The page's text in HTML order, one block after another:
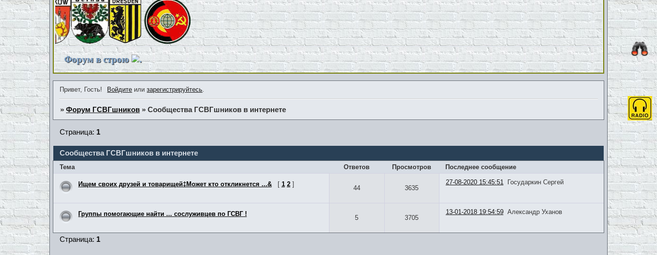
Форум в строю .
Привет, Гость! Войдите илизарегистрируйтесь.
»Форум ГСВГшников »Сообщества ГСВГшников в интернете
Сообщества ГСВГшников в интернете
Страница: 1
Тема Ответов Просмотров Последнее сообщение
Ищем своих друзей и товарищей‡Может кто откликнется ...& [ 1 2 ]
44 3635
27-08-2020 15:45:51 Государкин Сергей
Группы помогающие найти ... сослуживцев по ГСВГ !
5 3705
13-01-2018 19:54:59 Александр Уханов
Страница: 1